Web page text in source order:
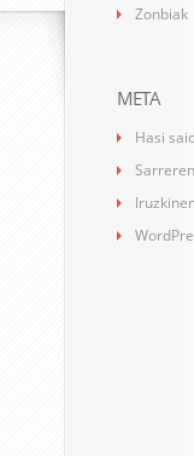
Zonbiak
META
Hasi